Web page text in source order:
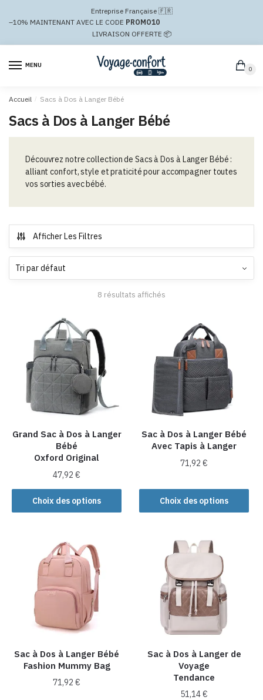
navigation
Entreprise Française 🇫🇷
–10% MAINTENANT AVEC LE CODE PROMO10
LIVRAISON OFFERTE 📦
MENU
0
Accueil / Sacs à Dos à Langer Bébé
Sacs à Dos à Langer Bébé
Découvrez notre collection de Sacs à Dos à Langer Bébé :
alliant confort, style et praticité pour accompagner toutes
vos sorties avec bébé.
Afficher Les Filtres
8 résultats affichés
Grand Sac à Dos à Langer
Bébé
Oxford Original
47,92€
Choix des options
Ce
produit
variations.
Les
options
peuvent
être
choisies
la
page
du
Sac à Dos à Langer Bébé
Avec Tapis à Langer
71,92€
Choix des options
produit
a
variations.
Les
options
peuvent
être
choisies
page
du
produit
Sac à Dos à Langer Bébé
Fashion Mummy Bag
71,92€
Sac à Dos à Langer de
Voyage
Tendance
51,14€